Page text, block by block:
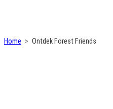
Home Ontdek Forest Friends